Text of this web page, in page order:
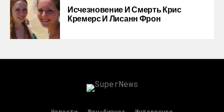
Исчезновение И Смерть Крис
Кремерс И Лисанн Фрон